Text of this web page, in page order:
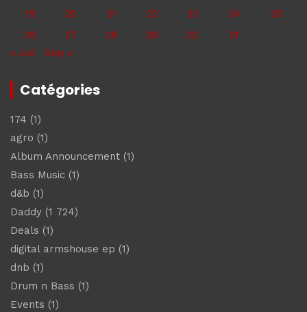
19
20 21 22 23 24
25
26
27 28 29 30
31
« Juil
Sep »
Catégories
174 (1)
agro (1)
Album Announcement (1)
Bass Music (1)
d&b (1)
Daddy (1 724)
Deals (1)
digital armshouse ep (1)
dnb (1)
Drum n Bass (1)
Events (1)